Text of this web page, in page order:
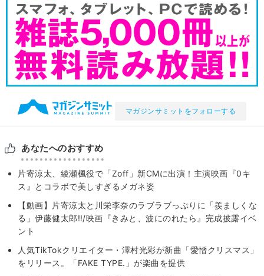
マガジンサミットをフォローする
あなたへのおすすめ
片寄涼太、綾瀬楓役で「Zoff」新CMに出演！主演映画『0キ
ス』とコラボで美しすぎるメガネ姿
【動画】片寄涼太と川栄李奈のラブラブっぷりに「羨ましくな
る」伊藤健太郎‼/映画『きみと、波にのれたら』完成披露イベ
ント
人気TikTokクリエイター・澤村光彩が新曲「愛憎クリスマス」
をリリース。「FAKE TYPE.」が楽曲を提供